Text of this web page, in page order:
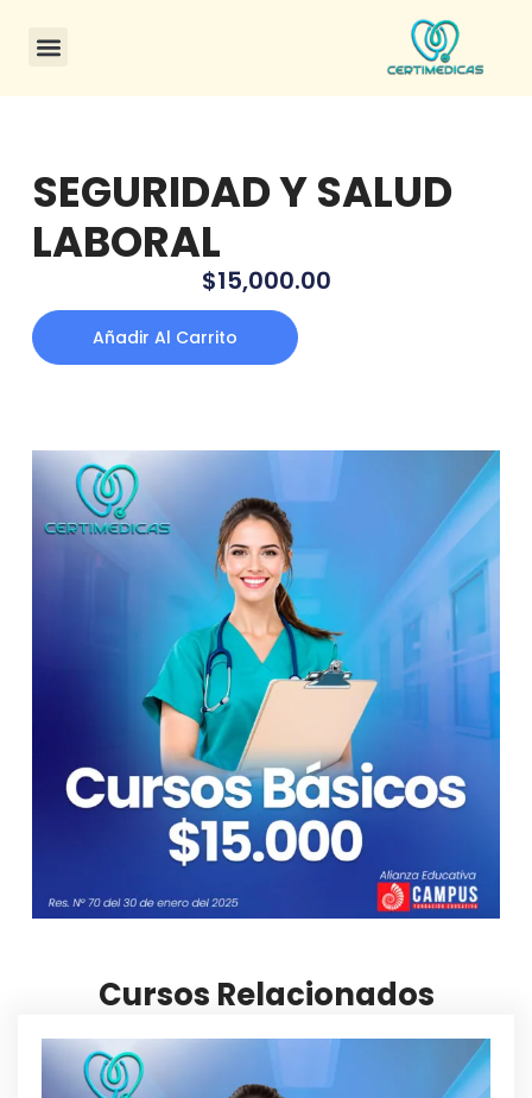
SEGURIDAD Y SALUD
LABORAL
$15,000.00
Añadir Al Carrito
Cursos Relacionados